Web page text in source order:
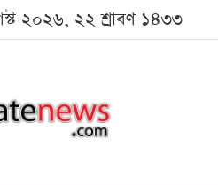
২০২৬, ২২ শ্রাবণ ১৪৩৩